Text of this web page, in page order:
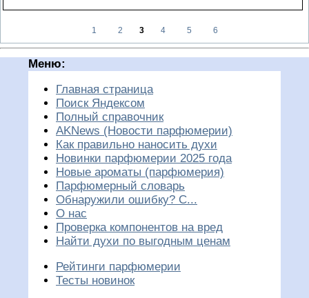
1 2 3 4 5 6
Меню:
Главная страница
Поиск Яндексом
Полный справочник
AKNews (Новости парфюмерии)
Как правильно наносить духи
Новинки парфюмерии 2025 года
Новые ароматы (парфюмерия)
Парфюмерный словарь
Обнаружили ошибку? С...
О нас
Проверка компонентов на вред
Найти духи по выгодным ценам
Рейтинги парфюмерии
Тесты новинок